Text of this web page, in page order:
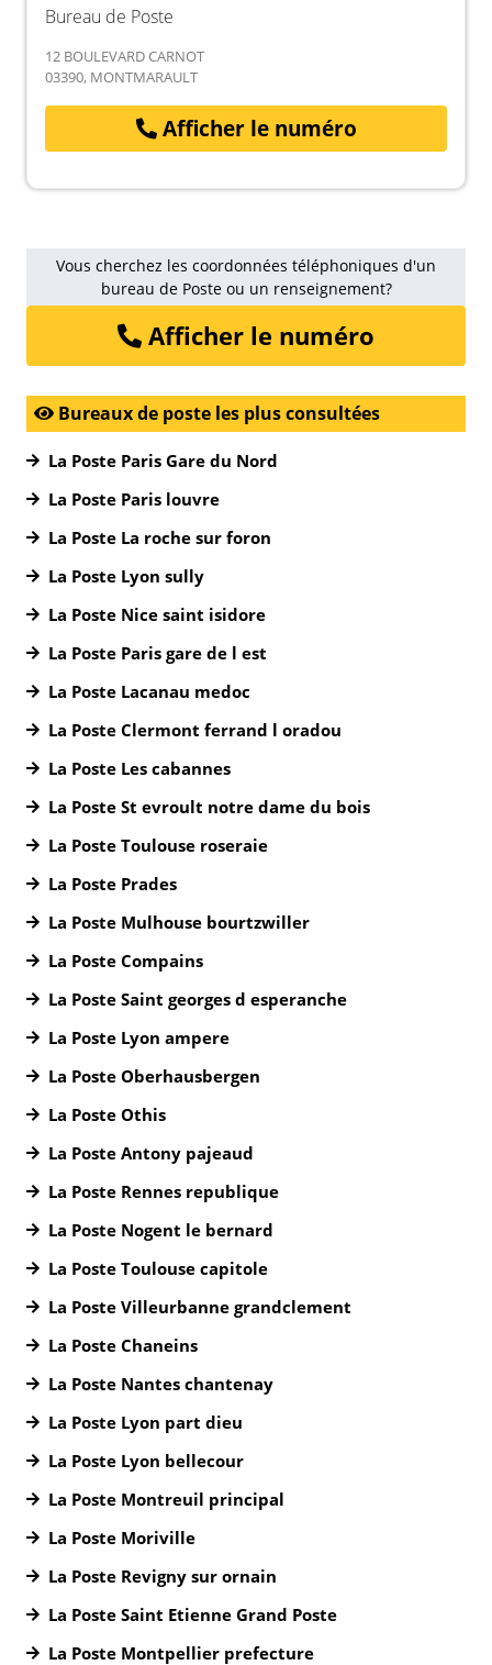
Bureau de Poste
12 BOULEVARD CARNOT
03390, MONTMARAULT
Afficher le numéro
Vous cherchez les coordonnées téléphoniques d'un
bureau de Poste ou un renseignement?
Afficher le numéro
Bureaux de poste les plus consultées
La Poste Paris Gare du Nord
La Poste Paris louvre
La Poste La roche sur foron
La Poste Lyon sully
La Poste Nice saint isidore
La Poste Paris gare de l est
La Poste Lacanau medoc
La Poste Clermont ferrand l oradou
La Poste Les cabannes
La Poste St evroult notre dame du bois
La Poste Toulouse roseraie
La Poste Prades
La Poste Mulhouse bourtzwiller
La Poste Compains
La Poste Saint georges d esperanche
La Poste Lyon ampere
La Poste Oberhausbergen
La Poste Othis
La Poste Antony pajeaud
La Poste Rennes republique
La Poste Nogent le bernard
La Poste Toulouse capitole
La Poste Villeurbanne grandclement
La Poste Chaneins
La Poste Nantes chantenay
La Poste Lyon part dieu
La Poste Lyon bellecour
La Poste Montreuil principal
La Poste Moriville
La Poste Revigny sur ornain
La Poste Saint Etienne Grand Poste
La Poste Montpellier prefecture